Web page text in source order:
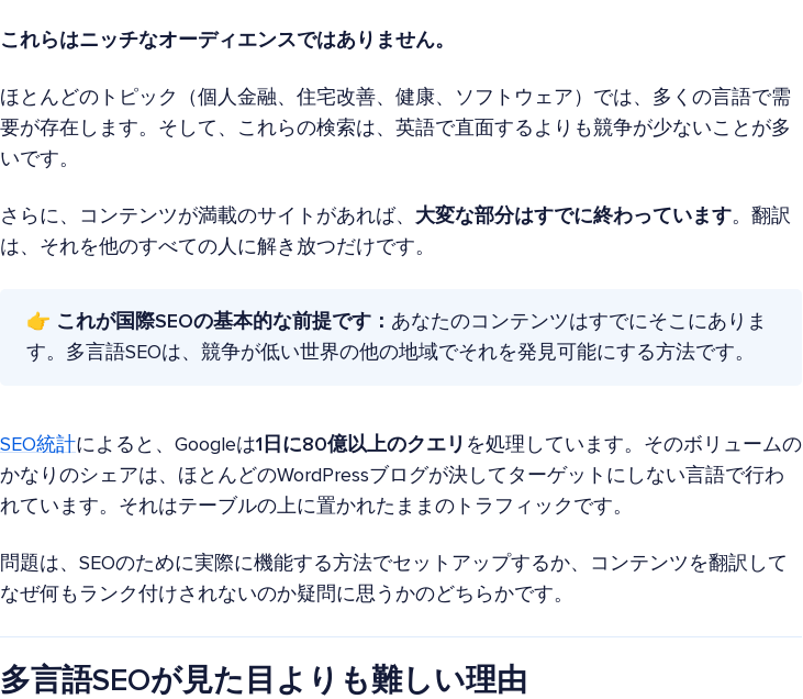
これらはニッチなオーディエンスではありません。
ほとんどのトピック（個人金融、住宅改善、健康、ソフトウェア）では、多くの言語で需
要が存在します。そして、これらの検索は、英語で直面するよりも競争が少ないことが多
いです。
さらに、コンテンツが満載のサイトがあれば、 大変な部分はすでに終わっています。翻訳
は、それを他のすべての人に解き放つだけです。
👉 これが国際SEOの基本的な前提です： あなたのコンテンツはすでにそこにありま
す。多言語SEOは、競争が低い世界の他の地域でそれを発見可能にする方法です。
SEO統計によると、Googleは1日に80億以上のクエリ を処理しています。そのボリュームの
かなりのシェアは、ほとんどのWordPressブログが決してターゲットにしない言語で行わ
れています。それはテーブルの上に置かれたままのトラフィックです。
問題は、SEOのために実際に機能する方法でセットアップするか、コンテンツを翻訳して
なぜ何もランク付けされないのか疑問に思うかのどちらかです。
多言語SEOが見た目よりも難しい理由